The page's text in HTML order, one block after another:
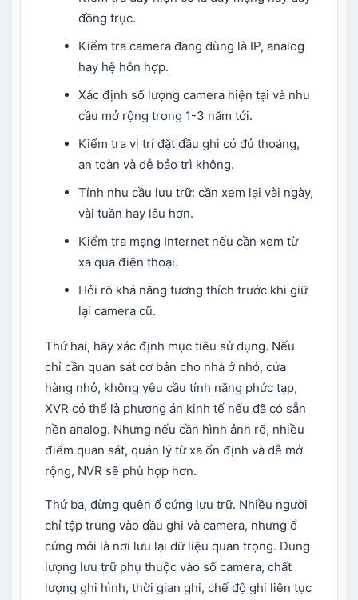
đồng trục.
Kiểm tra camera đang dùng là IP, analog
hay hệ hỗn hợp.
Xác định số lượng camera hiện tại và nhu
cầu mở rộng trong 1-3 năm tới.
Kiểm tra vị trí đặt đầu ghi có đủ thoáng,
an toàn và dễ bảo trì không.
Tính nhu cầu lưu trữ: cần xem lại vài ngày,
vài tuần hay lâu hơn.
Kiểm tra mạng Internet nếu cần xem từ
xa qua điện thoại.
Hỏi rõ khả năng tương thích trước khi giữ
lại camera cũ.
Thứ hai, hãy xác định mục tiêu sử dụng. Nếu
chỉ cần quan sát cơ bản cho nhà ở nhỏ, cửa
hàng nhỏ, không yêu cầu tính năng phức tạp,
XVR có thể là phương án kinh tế nếu đã có sẵn
nền analog. Nhưng nếu cần hình ảnh rõ, nhiều
điểm quan sát, quản lý từ xa ổn định và dễ mở
rộng, NVR sẽ phù hợp hơn.
Thứ ba, đừng quên ổ cứng lưu trữ. Nhiều người
chỉ tập trung vào đầu ghi và camera, nhưng ổ
cứng mới là nơi lưu lại dữ liệu quan trọng. Dung
lượng lưu trữ phụ thuộc vào số camera, chất
lượng ghi hình, thời gian ghi, chế độ ghi liên tục